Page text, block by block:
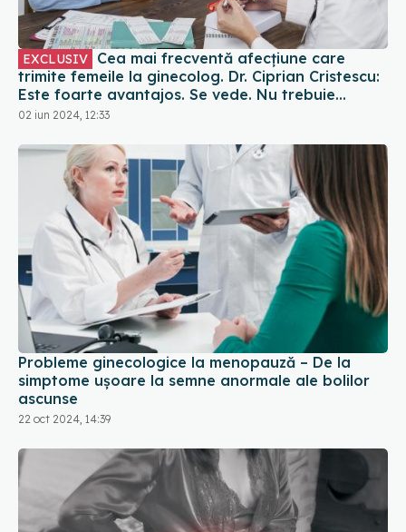
EXCLUSIV
trimite femeile la ginecolog. Dr. Ciprian Cristescu:
Este foarte avantajos. Se vede. Nu trebuie
analiză imagistică
02 iun 2024, 12:33
Probleme ginecologice la menopauză – De la
simptome ușoare la semne anormale ale bolilor
ascunse
22 oct 2024, 14:39